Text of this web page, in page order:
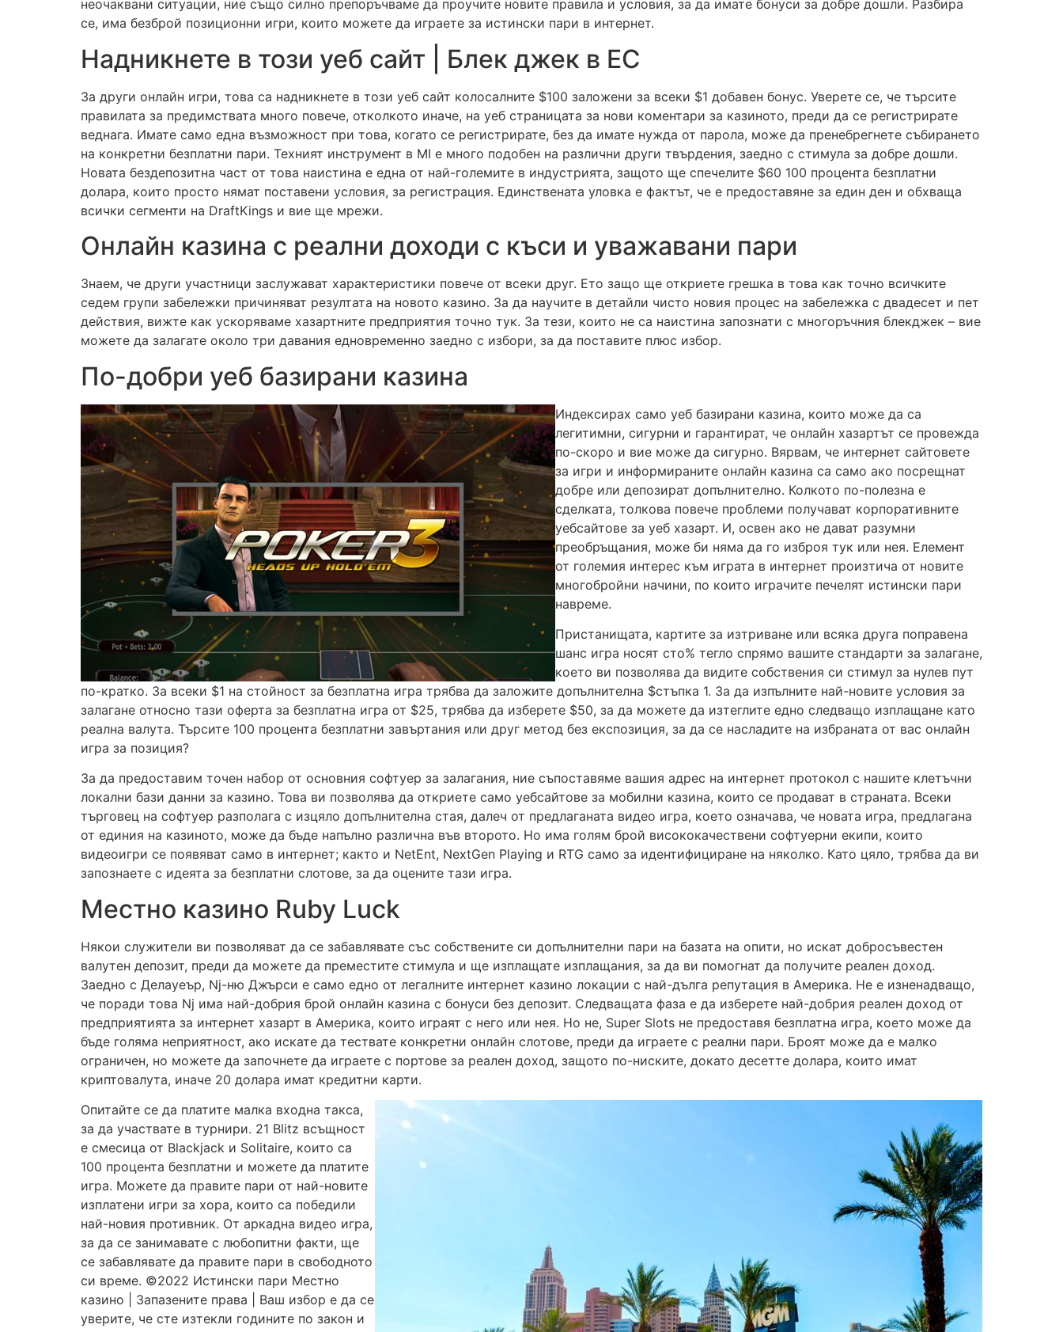
неочаквани ситуации, ние също силно препоръчваме да проучите новите правила и условия, за да имате бонуси за добре дошли. Разбира
се, има безброй позиционни игри, които можете да играете за истински пари в интернет.
Надникнете в този уеб сайт | Блек джек в ЕС
За други онлайн игри, това са надникнете в този уеб сайт колосалните $100 заложени за всеки $1 добавен бонус. Уверете се, че търсите
правилата за предимствата много повече, отколкото иначе, на уеб страницата за нови коментари за казиното, преди да се регистрирате
веднага. Имате само една възможност при това, когато се регистрирате, без да имате нужда от парола, може да пренебрегнете събирането
на конкретни безплатни пари. Техният инструмент в MI е много подобен на различни други твърдения, заедно с стимула за добре дошли.
Новата бездепозитна част от това наистина е една от най-големите в индустрията, защото ще спечелите $60 100 процента безплатни
долара, които просто нямат поставени условия, за регистрация. Единствената уловка е фактът, че е предоставяне за един ден и обхваща
всички сегменти на DraftKings и вие ще мрежи.
Онлайн казина с реални доходи с къси и уважавани пари
Знаем, че други участници заслужават характеристики повече от всеки друг. Ето защо ще откриете грешка в това как точно всичките
седем групи забележки причиняват резултата на новото казино. За да научите в детайли чисто новия процес на забележка с двадесет и пет
действия, вижте как ускоряваме хазартните предприятия точно тук. За тези, които не са наистина запознати с многоръчния блекджек – вие
можете да залагате около три давания едновременно заедно с избори, за да поставите плюс избор.
По-добри уеб базирани казина
Индексирах само уеб базирани казина, които може да са
легитимни, сигурни и гарантират, че онлайн хазартът се провежда
по-скоро и вие може да сигурно. Вярвам, че интернет сайтовете
за игри и информираните онлайн казина са само ако посрещнат
добре или депозират допълнително. Колкото по-полезна е
сделката, толкова повече проблеми получават корпоративните
уебсайтове за уеб хазарт. И, освен ако не дават разумни
преобръщания, може би няма да го изброя тук или нея. Елемент
от големия интерес към играта в интернет произтича от новите
многобройни начини, по които играчите печелят истински пари
навреме.
Пристанищата, картите за изтриване или всяка друга поправена
шанс игра носят сто% тегло спрямо вашите стандарти за залагане,
което ви позволява да видите собствения си стимул за нулев пут
по-кратко. За всеки $1 на стойност за безплатна игра трябва да заложите допълнителна $стъпка 1. За да изпълните най-новите условия за
залагане относно тази оферта за безплатна игра от $25, трябва да изберете $50, за да можете да изтеглите едно следващо изплащане като
реална валута. Търсите 100 процента безплатни завъртания или друг метод без експозиция, за да се насладите на избраната от вас онлайн
игра за позиция?
За да предоставим точен набор от основния софтуер за залагания, ние съпоставяме вашия адрес на интернет протокол с нашите клетъчни
локални бази данни за казино. Това ви позволява да откриете само уебсайтове за мобилни казина, които се продават в страната. Всеки
търговец на софтуер разполага с изцяло допълнителна стая, далеч от предлаганата видео игра, което означава, че новата игра, предлагана
от единия на казиното, може да бъде напълно различна във второто. Но има голям брой висококачествени софтуерни екипи, които
видеоигри се появяват само в интернет; както и NetEnt, NextGen Playing и RTG само за идентифициране на няколко. Като цяло, трябва да ви
запознаете с идеята за безплатни слотове, за да оцените тази игра.
Местно казино Ruby Luck
Някои служители ви позволяват да се забавлявате със собствените си допълнителни пари на базата на опити, но искат добросъвестен
валутен депозит, преди да можете да преместите стимула и ще изплащате изплащания, за да ви помогнат да получите реален доход.
Заедно с Делауеър, Nj-ню Джърси е само едно от легалните интернет казино локации с най-дълга репутация в Америка. Не е изненадващо,
че поради това Nj има най-добрия брой онлайн казина с бонуси без депозит. Следващата фаза е да изберете най-добрия реален доход от
предприятията за интернет хазарт в Америка, които играят с него или нея. Но не, Super Slots не предоставя безплатна игра, което може да
бъде голяма неприятност, ако искате да тествате конкретни онлайн слотове, преди да играете с реални пари. Броят може да е малко
ограничен, но можете да започнете да играете с портове за реален доход, защото по-ниските, докато десетте долара, които имат
криптовалута, иначе 20 долара имат кредитни карти.
Опитайте се да платите малка входна такса,
за да участвате в турнири. 21 Blitz всъщност
е смесица от Blackjack и Solitaire, които са
100 процента безплатни и можете да платите
игра. Можете да правите пари от най-новите
изплатени игри за хора, които са победили
най-новия противник. От аркадна видео игра,
за да се занимавате с любопитни факти, ще
се забавлявате да правите пари в свободното
си време. ©2022 Истински пари Местно
казино | Запазените права | Ваш избор е да се
уверите, че сте изтекли годините по закон и